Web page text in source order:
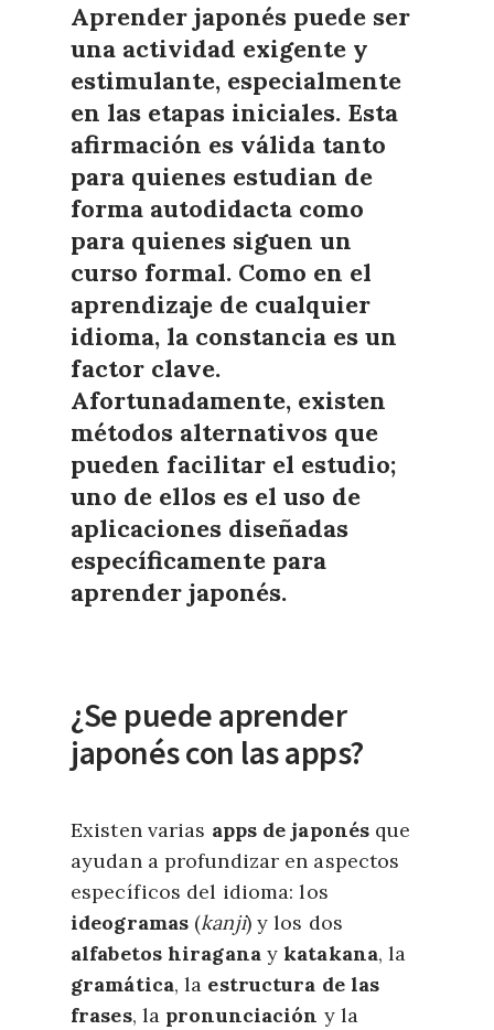
Aprender japonés puede ser
una actividad exigente y
estimulante, especialmente
en las etapas iniciales. Esta
afirmación es válida tanto
para quienes estudian de
forma autodidacta como
para quienes siguen un
curso formal. Como en el
aprendizaje de cualquier
idioma, la constancia es un
factor clave.
Afortunadamente, existen
métodos alternativos que
pueden facilitar el estudio;
uno de ellos es el uso de
aplicaciones diseñadas
específicamente para
aprender japonés.
¿Se puede aprender
japonés con las apps?
Existen varias apps de japonés que
ayudan a profundizar en aspectos
específicos del idioma: los
ideogramas (kanji) y los dos
alfabetos hiraganaykatakana, la
gramática, la estructura de las
frases, la pronunciación y la